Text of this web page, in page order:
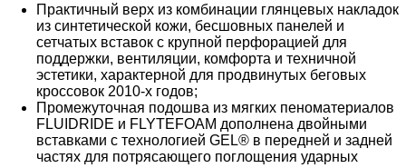
Практичный верх из комбинации глянцевых накладок
из синтетической кожи, бесшовных панелей и
сетчатых вставок с крупной перфорацией для
поддержки, вентиляции, комфорта и техничной
эстетики, характерной для продвинутых беговых
кроссовок 2010-х годов;
Промежуточная подошва из мягких пеноматериалов
FLUIDRIDE и FLYTEFOAM дополнена двойными
вставками с технологией GEL® в передней и задней
частях для потрясающего поглощения ударных